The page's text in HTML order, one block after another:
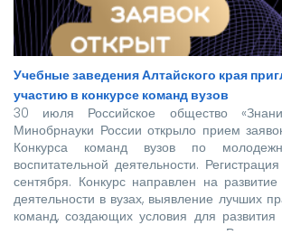
Учебные заведения Алтайского края
участию в конкурсе команд вузов
30 июля Российское общество
Минобрнауки России открыло прием
Конкурса команд вузов по
воспитательной деятельности.
сентября. Конкурс направлен на развитие
деятельности в вузах, выявление лучших
команд, создающих условия для развития
реализуется при поддержке